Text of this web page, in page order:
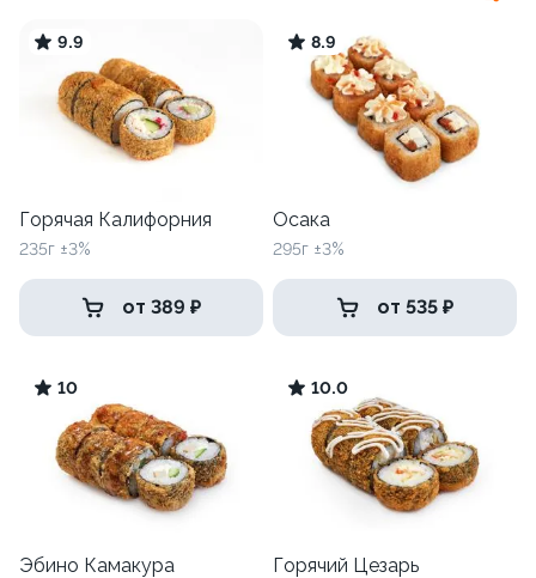
9.9
Горячая Калифорния
235г ±3%
от 389 ₽
8.9
Осака
295г ±3%
от 535 ₽
10
Эбино Камакура
10.0
Горячий Цезарь